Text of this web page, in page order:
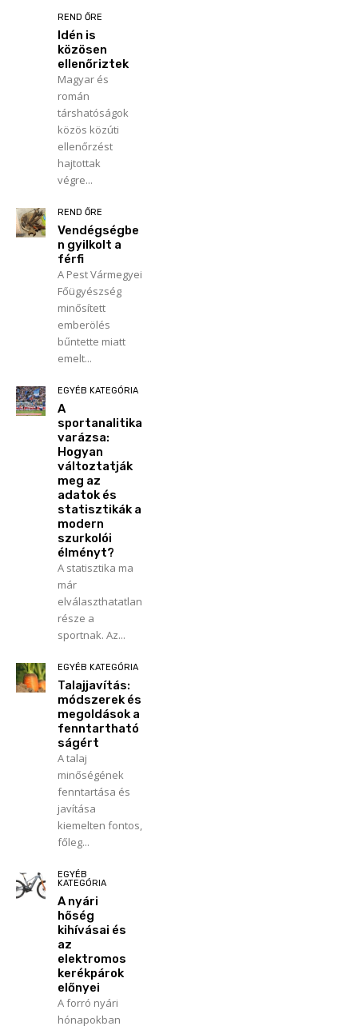
REND ŐRE
Idén is
közösen
ellenőriztek
Magyar és
román
társhatóságok
közös közúti
ellenőrzést
hajtottak
végre...
REND ŐRE
Vendégségbe
n gyilkolt a
férfi
A Pest Vármegyei
Főügyészség
minősített
emberölés
bűntette miatt
emelt...
EGYÉB KATEGÓRIA
A
sportanalitika
varázsa:
Hogyan
változtatják
meg az
adatok és
statisztikák a
modern
szurkolói
élményt?
A statisztika ma
már
elválaszthatatlan
része a
sportnak. Az...
EGYÉB KATEGÓRIA
Talajjavítás:
módszerek és
megoldások a
fenntartható
ságért
A talaj
minőségének
fenntartása és
javítása
kiemelten fontos,
főleg...
EGYÉB
KATEGÓRIA
A nyári
hőség
kihívásai és
az
elektromos
kerékpárok
előnyei
A forró nyári
hónapokban